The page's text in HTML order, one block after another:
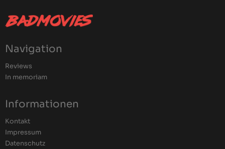
Navigation
Reviews
In memoriam
Informationen
Kontakt
Impressum
Datenschutz